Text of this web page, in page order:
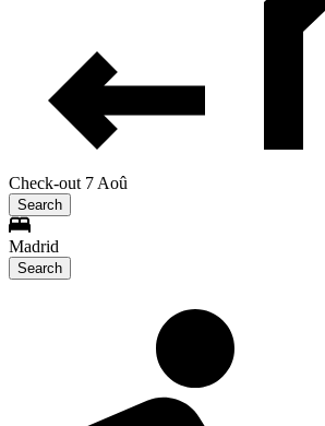
Check-out 7 Aoû
Search
Madrid
Search